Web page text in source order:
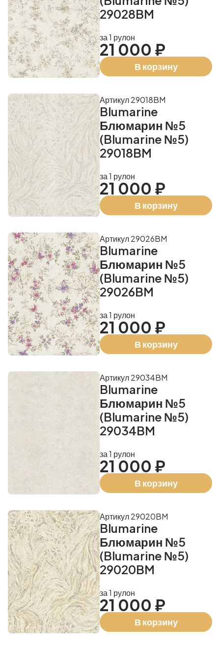
29028BM
за 1 рулон
21 000 ₽
В корзину
Blumarine
Блюмарин №5
(Blumarine №5)
29018BM
Артикул 29018BM
за 1 рулон
21 000 ₽
В корзину
Blumarine
Блюмарин №5
(Blumarine №5)
29026BM
Артикул 29026BM
за 1 рулон
21 000 ₽
В корзину
Blumarine
Блюмарин №5
(Blumarine №5)
29034BM
Артикул 29034BM
за 1 рулон
21 000 ₽
В корзину
Blumarine
Блюмарин №5
(Blumarine №5)
29020BM
Артикул 29020BM
за 1 рулон
21 000 ₽
В корзину